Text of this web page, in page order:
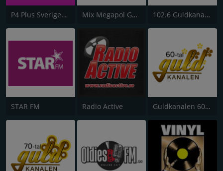
P4 Plus Sveriges Radio Mix Megapol Göteborg 102.6 Guldkanalen
STAR FM Radio Active Guldkanalen 60-tal